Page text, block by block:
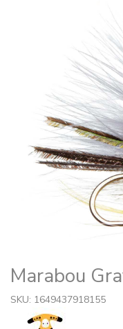
Marabou
SKU: 1649437918155